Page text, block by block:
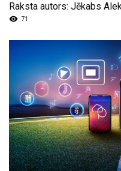
Raksta autors: Jēkabs
71